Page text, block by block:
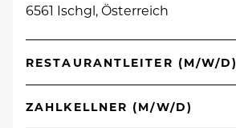
6561 Ischgl, Österreich
RESTAURANTLEITER (M/W/D)
ZAHLKELLNER (M/W/D)